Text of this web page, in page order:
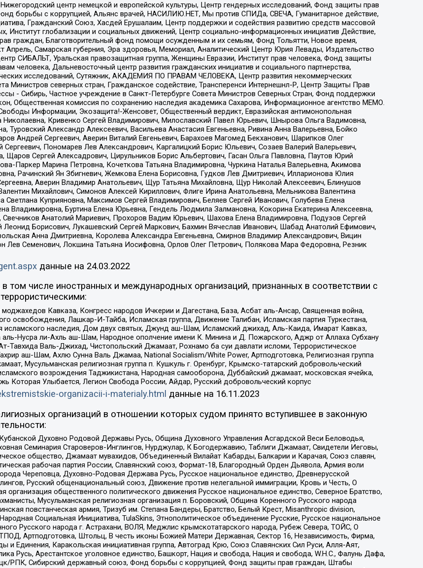
центр немецкой и европейской культуры, Центр гендерных исследований, Фонд защиты прав
борьбы с коррупцией, Альянс врачей, НАСИЛИЮ.НЕТ, Мы против СПИДа, СВЕЧА, Гуманитарное действие,
Гражданский Союз, Хасдей Ерушалаим, Центр поддержки и содействия развитию средств массовой
Институт глобализации и социальных движений, Центр социально-информационных инициатив Действие,
граждан, Благотворительный фонд помощи осужденным и их семьям, Фонд Тольятти, Новое время,
Апрель, Самарская губерния, Эра здоровья, Мемориал, Аналитический Центр Юрия Левады, Издательство
СИБАЛЬТ, Уральская правозащитная группа, Женщины Евразии, Институт прав человека, Фонд защиты
человека, Дальневосточный центр развития гражданских инициатив и социального партнерства,
исследований, Сутяжник, АКАДЕМИЯ ПО ПРАВАМ ЧЕЛОВЕКА, Центр развития некоммерческих
Министров северных стран, Гражданское содействие, Трансперенси Интернешнл-Р, Центр Защиты Прав
- Сибирь, Частное учреждение в Санкт-Петербурге Совета Министров Северных Стран, Фонд поддержки
Общественная комиссия по сохранению наследия академика Сахарова, Информационное агентство МЕМО.
Информации, Экозащита!-Женсовет, Общественный вердикт, Евразийская антимонопольная
Кривенко Сергей Владимирович, Милославский Павел Юрьевич, Шнырова Ольга Вадимовна,
Александр Алексеевич, Васильева Анастасия Евгеньевна, Ривина Анна Валерьевна, Бойко
Андрей Сергеевич, Аверин Виталий Евгеньевич, Барахоев Магомед Бекханович, Шарипков Олег
Пономарев Лев Александрович, Каргалицкий Борис Юльевич, Созаев Валерий Валерьевич,
Щаров Сергей Алексадрович, Цирульников Борис Альбертович, Гасан Ольга Павловна, Паутов Юрий
Паркер Марина Петровна, Кочеткова Татьяна Владимировна, Чуркина Наталья Валерьевна, Акимова
Рачинский Ян Збигневич, Жемкова Елена Борисовна, Гудков Лев Дмитриевич, Илларионова Юлия
Аверин Владимир Анатольевич, Щур Татьяна Михайловна, Щур Николай Алексеевич, Блинушов
Михайлович, Симонов Алексей Кириллович, Флиге Ирина Анатольевна, Мельникова Валентина
Куприяновна, Максимов Сергей Владимирович, Беляев Сергей Иванович, Голубева Елена
Владимировна, Буртина Елена Юрьевна, Гендель Людмила Залмановна, Кокорина Екатерина Алексеевна,
Анатолий Мариевич, Прохоров Вадим Юрьевич, Шахова Елена Владимировна, Подузов Сергей
Леонид Борисович, Лукашевский Сергей Маркович, Бахмин Вячеслав Иванович, Шабад Анатолий Ефимович,
Анна Дмитриевна, Королева Александра Евгеньевна, Смирнов Владимир Александрович, Вицин
Лев Семенович, Локшина Татьяна Иосифовна, Орлов Олег Петрович, Полякова Мара Федоровна, Резник
данные на 24.03.2022
том числе иностранных и международных организаций, признанных в соответствии с
Кавказа, Конгресс народов Ичкерии и Дагестана, База, Асбат аль-Ансар, Священная война,
освобождения, Лашкар-И-Тайба, Исламская группа, Движение Талибан, Исламская партия Туркестана,
наследия, Дом двух святых, Джунд аш-Шам, Исламский джихад, Аль-Каида, Имарат Кавказ,
Нусра ли-Ахль аш-Шам, Народное ополчение имени К. Минина и Д. Пожарского, Аджр от Аллаха Субхану
Тавхида Валь-Джихад, Чистопольский Джамаат, Рохнамо ба суи давлати исломи, Террористическое
аш-Шам, Ахлю Сунна Валь Джамаа, National Socialism/White Power, Артподготовка, Религиозная группа
Мусульманская религиозная группа п. Кушкуль г. Оренбург, Крымско-татарский добровольческий
возрождения Таджикистана, Народная самооборона, Дуббайский джамаат, московская ячейка,
Которая Улыбается, Легион Свобода России, Айдар, Русский добровольческий корпус
organizacii-i-materialy.html данные на 16.11.2023
организаций в отношении которых судом принято вступившее в законную
Духовно Родовой Державы Русь, Община Духовного Управления Асгардской Веси Беловодья,
Семинария Староверов-Инглингов, Нурджулар, К Богодержавию, Таблиги Джамаат, Свидетели Иеговы,
общество, Джамаат мувахидов, Объединенный Вилайат Кабарды, Балкарии и Карачая, Союз славян,
рабочая партия России, Славянский союз, Формат-18, Благородный Орден Дьявола, Армия воли
Череповца, Духовно-Родовая Держава Русь, Русское национальное единство, Древнерусской
Русский общенациональный союз, Движение против нелегальной иммиграции, Кровь и Честь, О
организация общественного политического движения Русское национальное единство, Северное Братство,
Мусульманская религиозная организация п. Боровский, Община Коренного Русского народа
повстанческая армия, Тризуб им. Степана Бандеры, Братство, Белый Крест, Misanthropic division,
Социальная Инициатива, TulaSkins, Этнополитическое объединение Русские, Русское национальное
Русского народа г. Астрахани, ВОЛЯ, Меджлис крымскотатарского народа, Рубеж Севера, ТОЙС, О
Артподготовка, Штольц, В честь иконы Божией Матери Державная, Сектор 16, Независимость, Фирма,
Единения, Каракольская инициативная группа, Автоград Крю, Союз Славянских Сил Руси, Алля-Аят,
Русь, Арестантское уголовное единство, Башкорт, Нация и свобода, Нация и свобода, W.H.С., Фалунь Дафа,
РПК, Сибирский державный союз, Фонд борьбы с коррупцией, Фонд защиты прав граждан, Штабы